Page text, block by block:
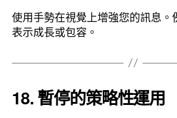
使用手勢在視覺上增強您的訊息。
表示成長或包容。
18. 暫停的策略性運用